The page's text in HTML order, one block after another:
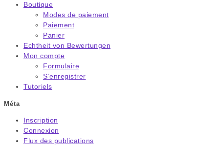
Boutique
Modes de paiement
Paiement
Panier
Echtheit von Bewertungen
Mon compte
Formulaire
S’enregistrer
Tutoriels
Méta
Inscription
Connexion
Flux des publications